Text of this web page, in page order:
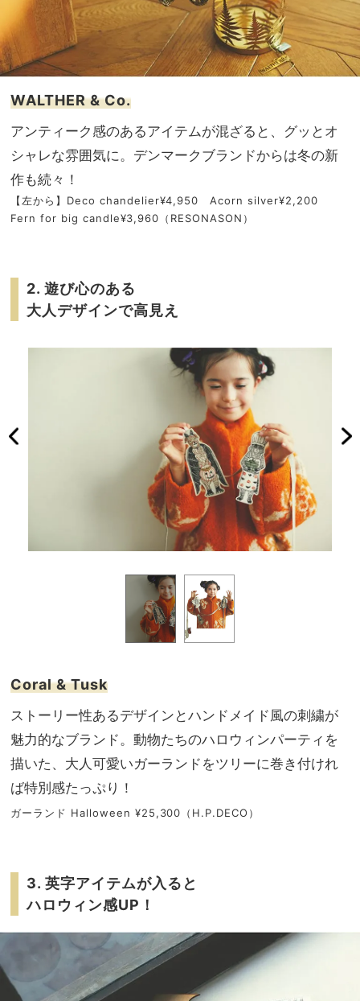
WALTHER & Co.
アンティーク感のあるアイテムが混ざると、グッとオ
シャレな雰囲気に。デンマークブランドからは冬の新
作も続々！
【左から】Deco chandelier¥4,950 Acorn silver¥2,200
Fern for big candle¥3,960（RESONASON）
2. 遊び心のある
大人デザインで高見え
Coral & Tusk
ストーリー性あるデザインとハンドメイド風の刺繍が
魅力的なブランド。動物たちのハロウィンパーティを
描いた、大人可愛いガーランドをツリーに巻き付けれ
ば特別感たっぷり！
ガーランド Halloween ¥25,300（H.P.DECO）
3. 英字アイテムが入ると
ハロウィン感UP！